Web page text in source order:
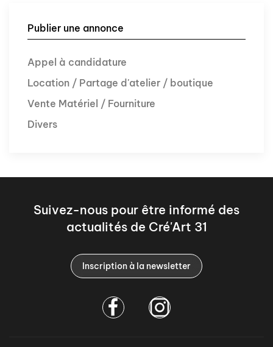
Publier une annonce
Appel à candidature
Location / Partage d'atelier / boutique
Vente Matériel / Fourniture
Divers
Suivez-nous pour être informé des
actualités de Cré'Art 31
Inscription à la newsletter